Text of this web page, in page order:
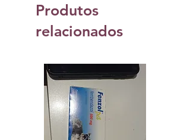
Produtos
relacionados